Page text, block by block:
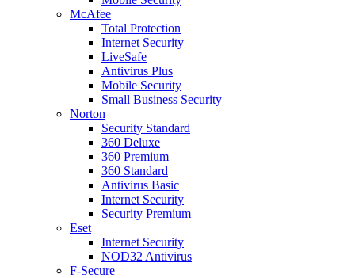
McAfee
Total Protection
Internet Security
LiveSafe
Antivirus Plus
Mobile Security
Small Business Security
Norton
Security Standard
360 Deluxe
360 Premium
360 Standard
Antivirus Basic
Internet Security
Security Premium
Eset
Internet Security
NOD32 Antivirus
F-Secure